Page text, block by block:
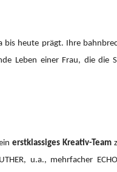
heute prägt. Ihre
Leben einer Frau, die
erstklassiges Kreativ-Team
u.a., mehrfacher